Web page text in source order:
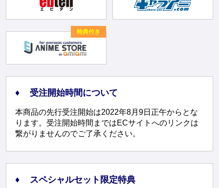
特典付き
受注開始時間について
本商品の先行受注開始は2022年8月9日正午からとな
ります。受注開始時間まではECサイトへのリンクは
繋がりませんのでご了承ください。
スペシャルセット限定特典